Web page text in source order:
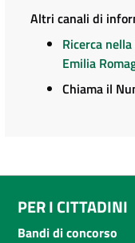
Altri canali di
Ricerca
Emilia
Chiama il
PER I CITTADINI
Bandi di concorso